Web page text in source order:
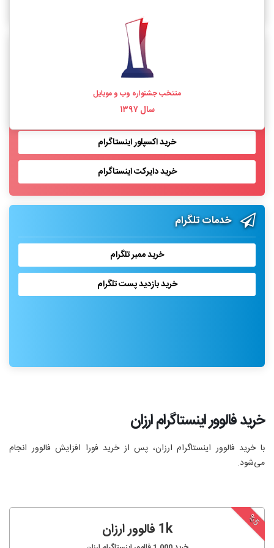
منتخب جشنواره وب و موبایل
سال ۱۳۹۷
خرید بازدید پست اینستاگرام
خرید اکسپلور اینستاگرام
خرید دایرکت اینستاگرام
خدمات تلگرام
خرید ممبر تلگرام
خرید بازدید پست تلگرام
خرید فالوور اینستاگرام ارزان
با خرید فالوور اینستاگرام ارزان، پس از خرید فورا افزایش فالوور انجام‌
می‌شود.
%5 1k فالوور ارزان